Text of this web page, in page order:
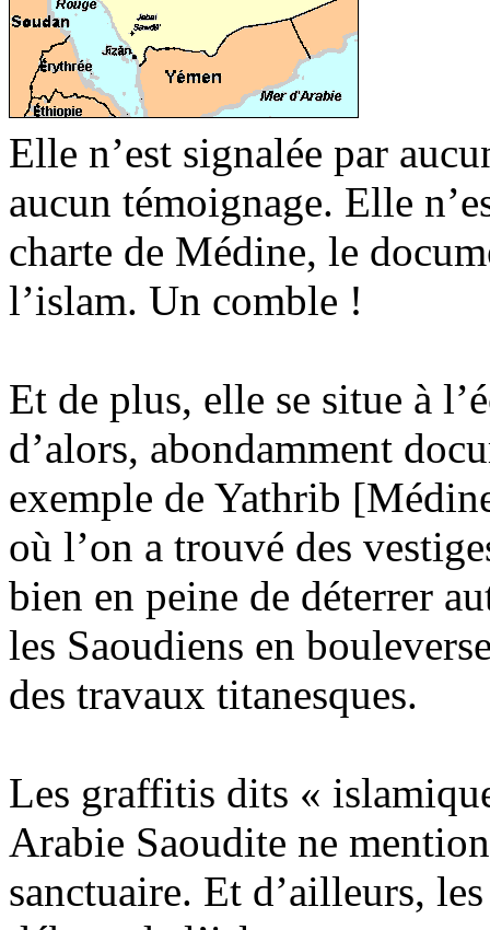
Elle n’est signalée par
aucun témoignage. Elle
charte de Médine, le
l’islam. Un comble !
Et de plus, elle se situe à
d’alors, abondamment
exemple de Yathrib
où l’on a trouvé des
bien en peine de déterrer
les Saoudiens en
des travaux titanesques.
Les graffitis dits «
Arabie Saoudite ne
sanctuaire. Et d’ailleurs,